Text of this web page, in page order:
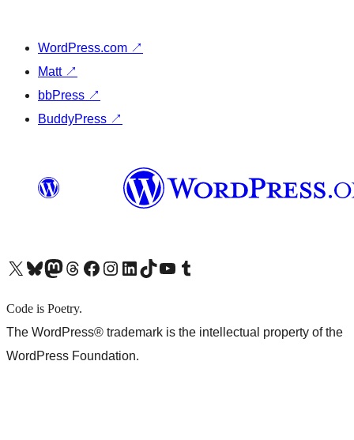
WordPress.com ↗
Matt ↗
bbPress ↗
BuddyPress ↗
X (旧 Twitter) アカウントへBluesky アカウントへMastodon アカウントへThreads アカウントへ Facebook ページへInstagram アカウントへ LinkedIn アカウントへTikTok アカウントへYouTube チャンネルへ Tumblr アカウントへ
Code is Poetry.
The WordPress® trademark is the intellectual property of the
WordPress Foundation.